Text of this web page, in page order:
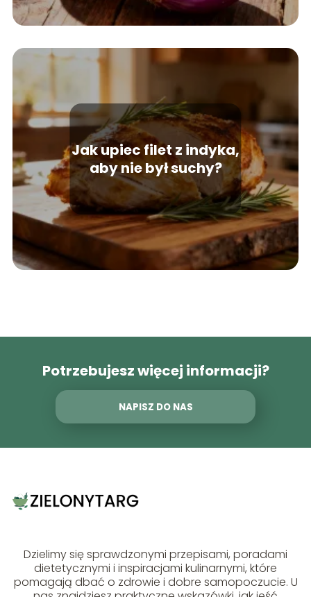
Jak upiec filet z indyka,
aby nie był suchy?
Potrzebujesz więcej informacji?
NAPISZ DO NAS
Dzielimy się sprawdzonymi przepisami, poradami
dietetycznymi i inspiracjami kulinarnymi, które
pomagają dbać o zdrowie i dobre samopoczucie. U